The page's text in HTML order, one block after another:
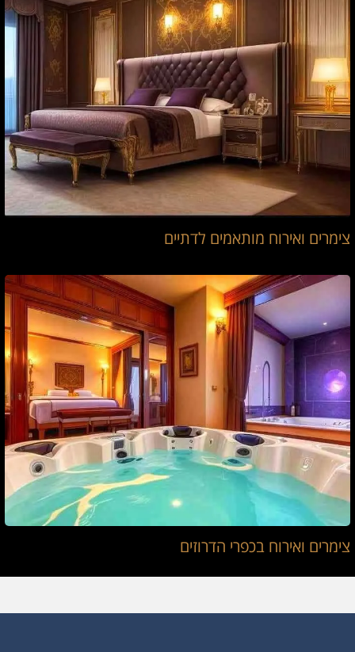
צימרים ואירוח מותאמים לדתיים
צימרים ואירוח בכפרי הדרוזים